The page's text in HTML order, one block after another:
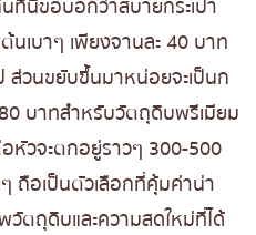
นี่ขอบอกว่าสบายกระเป๋า
นเบาๆ เพียงจานละ 40 บาท
ส่วนขยับขึ้นมาหน่อยจะเป็นก
บาทสำหรับวัตถุดิบพรีเมียม
หัวจะตกอยู่ราวๆ 300-500
ถือเป็นตัวเลือกที่คุ้มค่าน่า
ตถุดิบและความสดใหม่ที่ได้